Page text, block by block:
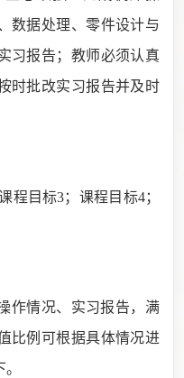
数据处理、零件设计与
习报告；教师必须认真
时批改实习报告并及时
程目标3； 课程目标4；
作情况、实习报告，满
比例可根据具体情况进
。